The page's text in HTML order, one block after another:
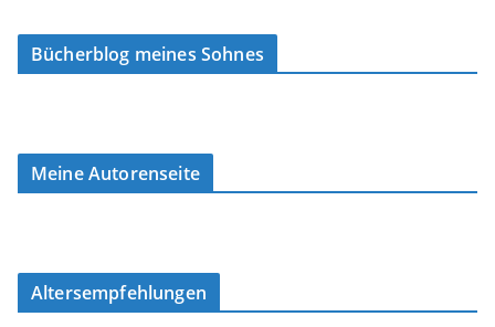
Bücherblog meines Sohnes
Meine Autorenseite
Altersempfehlungen